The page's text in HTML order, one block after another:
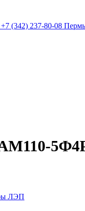
+7 (342) 237-80-08 Пермь
ЛЭП